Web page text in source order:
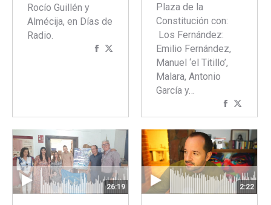
Rocío Guillén y
Almécija, en Días de
Radio.
Compartir
Plaza de la
Constitución con:
Los Fernández:
Emilio Fernández,
Manuel ‘el Titillo’,
Malara, Antonio
García y…
Compartir
concon
26:19 2:22